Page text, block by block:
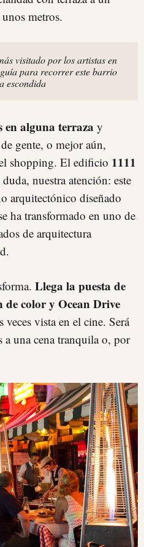
metros.
visitado por los artistas en
para recorrer este barrio
escondida
en alguna terraza y
gente, o mejor aún,
shopping. El edificio 1111
nuestra atención: este
arquitectónico diseñado
ha transformado en uno de
de arquitectura
Llega la puesta de
de color y Ocean Drive
veces vista en el cine. Será
a una cena tranquila o, por